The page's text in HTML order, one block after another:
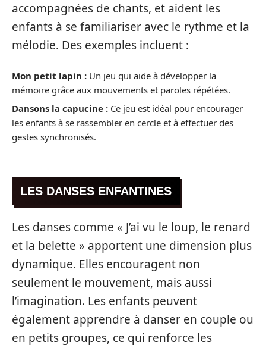
accompagnées de chants, et aident les
enfants à se familiariser avec le rythme et la
mélodie. Des exemples incluent :
Mon petit lapin : Un jeu qui aide à développer la
mémoire grâce aux mouvements et paroles répétées.
Dansons la capucine : Ce jeu est idéal pour encourager
les enfants à se rassembler en cercle et à effectuer des
gestes synchronisés.
LES DANSES ENFANTINES
Les danses comme « J’ai vu le loup, le renard
et la belette » apportent une dimension plus
dynamique. Elles encouragent non
seulement le mouvement, mais aussi
l’imagination. Les enfants peuvent
également apprendre à danser en couple ou
en petits groupes, ce qui renforce les